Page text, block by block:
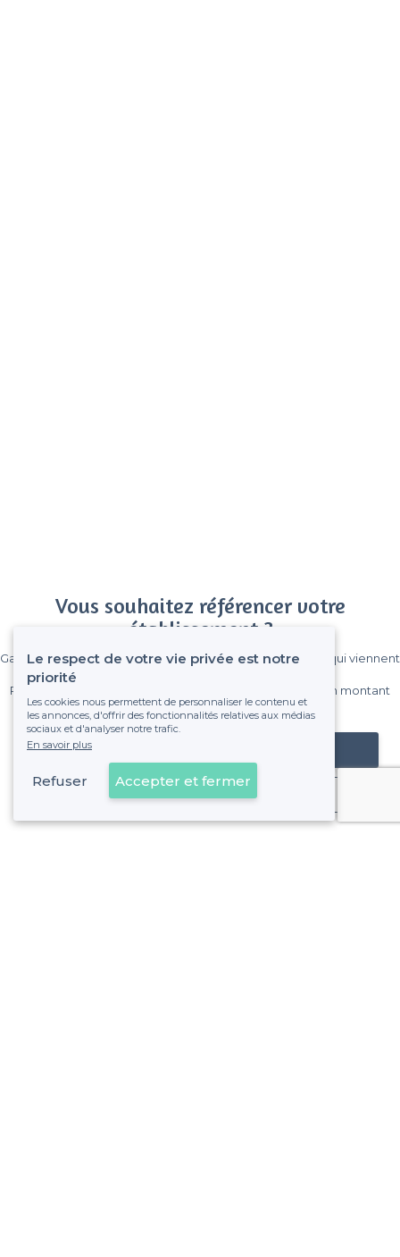
Vous souhaitez référencer votre
établissement ?
Gagnez de nombreux clients parmi le million de visiteurs qui viennent
Pas de commissions et sans engagement, vous payez un montant
fixe sans risque de voir déraper la facture.
Référencer mon établissement
Déjà client
Le respect de votre vie privée est notre
priorité
Les cookies nous permettent de personnaliser le contenu et
les annonces, d'offrir des fonctionnalités relatives aux médias
sociaux et d'analyser notre trafic.
En savoir plus
Refuser Accepter et fermer